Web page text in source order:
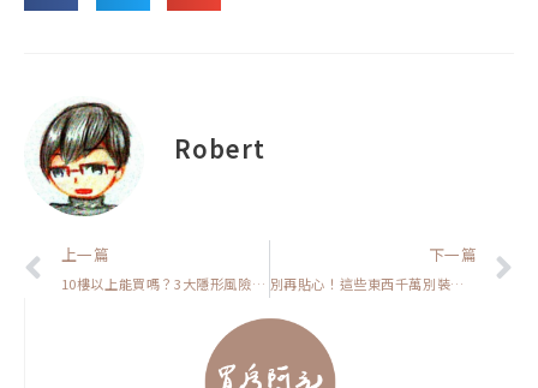
Robert
上一頁
上一篇
10樓以上能買嗎？3大隱形風險＋2個高投報優勢一次看懂【房貸一族拚買房】
下一篇
別再貼心！這些東西千萬別裝給房客，租金拉不起來還要自己掏錢修！【置產客不說的秘密】